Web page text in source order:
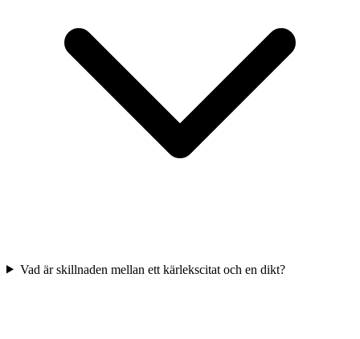
Vad är skillnaden mellan ett kärlekscitat och en dikt?